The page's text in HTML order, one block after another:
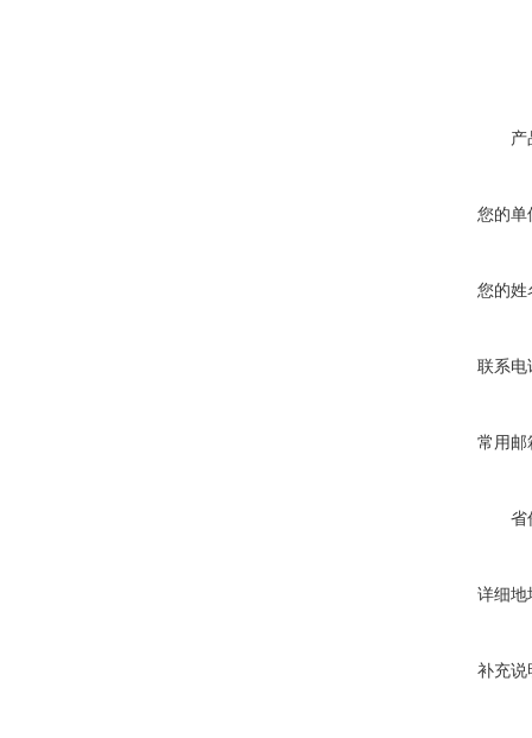
产
您的单
您的姓
联系电
常用邮
省
详细地
补充说